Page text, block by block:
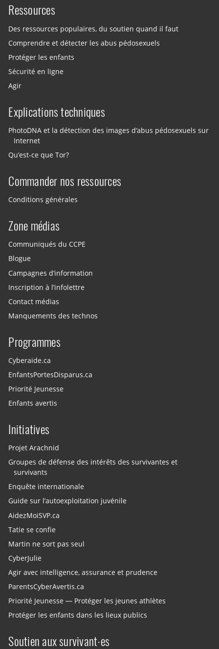
Ressources
Des ressources populaires, du soutien quand il faut
Comprendre et détecter les abus pédosexuels
Protéger les enfants
Sécurité en ligne
Agir
Explications techniques
PhotoDNA et la détection des images d’abus pédosexuels sur
Internet
Qu’est-ce que Tor?
Commander nos ressources
Conditions générales
Zone médias
Communiqués du CCPE
Blogue
Campagnes d’information
Inscription à l’infolettre
Contact médias
Manquements des technos
Programmes
Cyberaide.ca
EnfantsPortesDisparus.ca
Priorité Jeunesse
Enfants avertis
Initiatives
Projet Arachnid
Groupes de défense des intérêts des survivantes et
survivants
Enquête internationale
Guide sur l’autoexploitation juvénile
AidezMoiSVP.ca
Tatie se confie
Martin ne sort pas seul
CyberJulie
Agir avec intelligence, assurance et prudence
ParentsCyberAvertis.ca
Priorité Jeunesse — Protéger les jeunes athlètes
Protéger les enfants dans les lieux publics
Soutien aux survivant·es